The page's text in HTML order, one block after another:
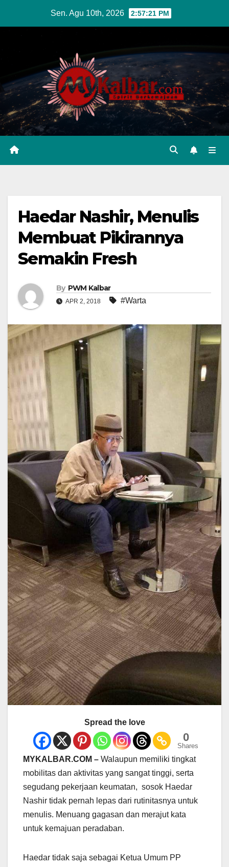
Sen. Agu 10th, 2026 2:57:23 PM
Haedar Nashir, Menulis
Membuat Pikirannya
Semakin Fresh
By PWM Kalbar
APR 2, 2018 #Warta
Spread the love
0
Shares
MYKALBAR.COM – Walaupun memiliki tingkat
mobilitas dan aktivitas yang sangat tinggi, serta
segudang pekerjaan keumatan, sosok Haedar
Nashir tidak pernah lepas dari rutinitasnya untuk
menulis. Menuang gagasan dan merajut kata
untuk kemajuan peradaban.
Haedar tidak saja sebagai Ketua Umum PP